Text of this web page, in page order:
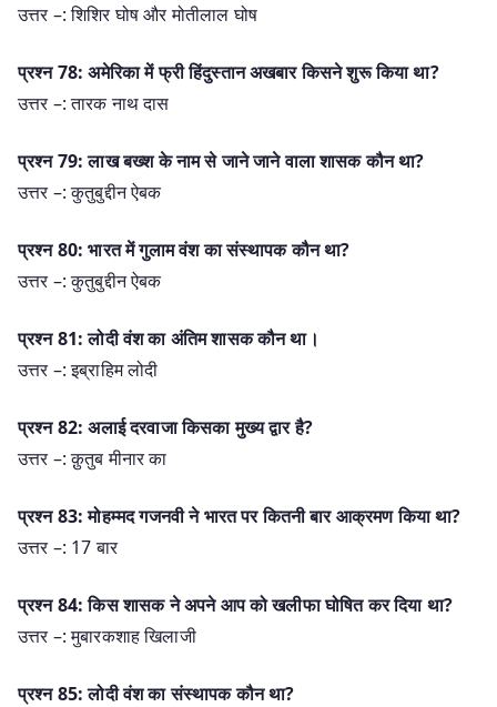
उत्तर –: शिशिर घोष और मोतीलाल घोष
प्रश्न 78: अमेरिका में फ्री हिंदुस्तान अखबार किसने शुरू किया था?
उत्तर –: तारक नाथ दास
प्रश्न 79: लाख बख्श के नाम से जाने जाने वाला शासक कौन था?
उत्तर –: कुतुबुद्दीन ऐबक
प्रश्न 80: भारत में गुलाम वंश का संस्थापक कौन था?
उत्तर –: कुतुबुद्दीन ऐबक
प्रश्न 81: लोदी वंश का अंतिम शासक कौन था।
उत्तर –: इब्राहिम लोदी
प्रश्न 82: अलाई दरवाजा किसका मुख्य द्वार है?
उत्तर –: क़ुतुब मीनार का
प्रश्न 83: मोहम्मद गजनवी ने भारत पर कितनी बार आक्रमण किया था?
उत्तर –: 17 बार
प्रश्न 84: किस शासक ने अपने आप को खलीफा घोषित कर दिया था?
उत्तर –: मुबारकशाह खिलाजी
प्रश्न 85: लोदी वंश का संस्थापक कौन था?